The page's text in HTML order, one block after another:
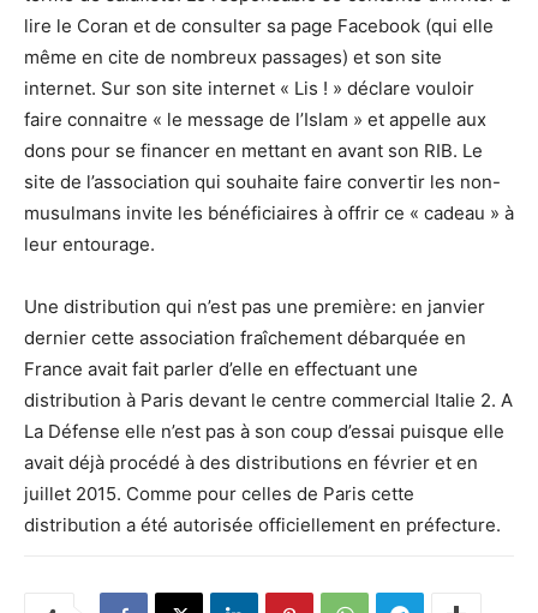
lire le Coran et de consulter sa page Facebook (qui elle
même en cite de nombreux passages) et son site
internet. Sur son site internet « Lis ! » déclare vouloir
faire connaitre « le message de l’Islam » et appelle aux
dons pour se financer en mettant en avant son RIB. Le
site de l’association qui souhaite faire convertir les non-
musulmans invite les bénéficiaires à offrir ce « cadeau » à
leur entourage.
Une distribution qui n’est pas une première: en janvier
dernier cette association fraîchement débarquée en
France avait fait parler d’elle en effectuant une
distribution à Paris devant le centre commercial Italie 2. A
La Défense elle n’est pas à son coup d’essai puisque elle
avait déjà procédé à des distributions en février et en
juillet 2015. Comme pour celles de Paris cette
distribution a été autorisée officiellement en préfecture.